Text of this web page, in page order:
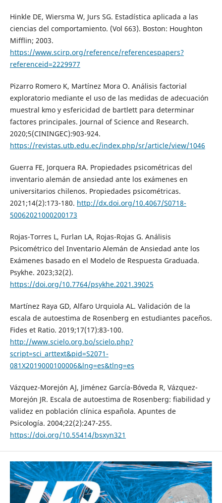
Hinkle DE, Wiersma W, Jurs SG. Estadística aplicada a las
ciencias del comportamiento. (Vol 663). Boston: Houghton
Mifflin; 2003.
https://www.scirp.org/reference/referencespapers?
referenceid=2229977
Pizarro Romero K, Martínez Mora O. Análisis factorial
exploratorio mediante el uso de las medidas de adecuación
muestral kmo y esfericidad de bartlett para determinar
factores principales. Journal of Science and Research.
2020;5(CININGEC):903-924.
https://revistas.utb.edu.ec/index.php/sr/article/view/1046
Guerra FE, Jorquera RA. Propiedades psicométricas del
inventario alemán de ansiedad ante los exámenes en
universitarios chilenos. Propiedades psicométricas.
2021;14(2):173-180. http://dx.doi.org/10.4067/S0718-
50062021000200173
Rojas-Torres L, Furlan LA, Rojas-Rojas G. Análisis
Psicométrico del Inventario Alemán de Ansiedad ante los
Exámenes basado en el Modelo de Respuesta Graduada.
Psykhe. 2023;32(2).
https://doi.org/10.7764/psykhe.2021.39025
Martínez Raya GD, Alfaro Urquiola AL. Validación de la
escala de autoestima de Rosenberg en estudiantes paceños.
Fides et Ratio. 2019;17(17):83-100.
http://www.scielo.org.bo/scielo.php?
script=sci_arttext&pid=S2071-
081X2019000100006&lng=es&tlng=es
Vázquez-Morejón AJ, Jiménez García-Bóveda R, Vázquez-
Morejón JR. Escala de autoestima de Rosenberg: fiabilidad y
validez en población clínica española. Apuntes de
Psicología. 2004;22(2):247-255.
https://doi.org/10.55414/bsxyn321